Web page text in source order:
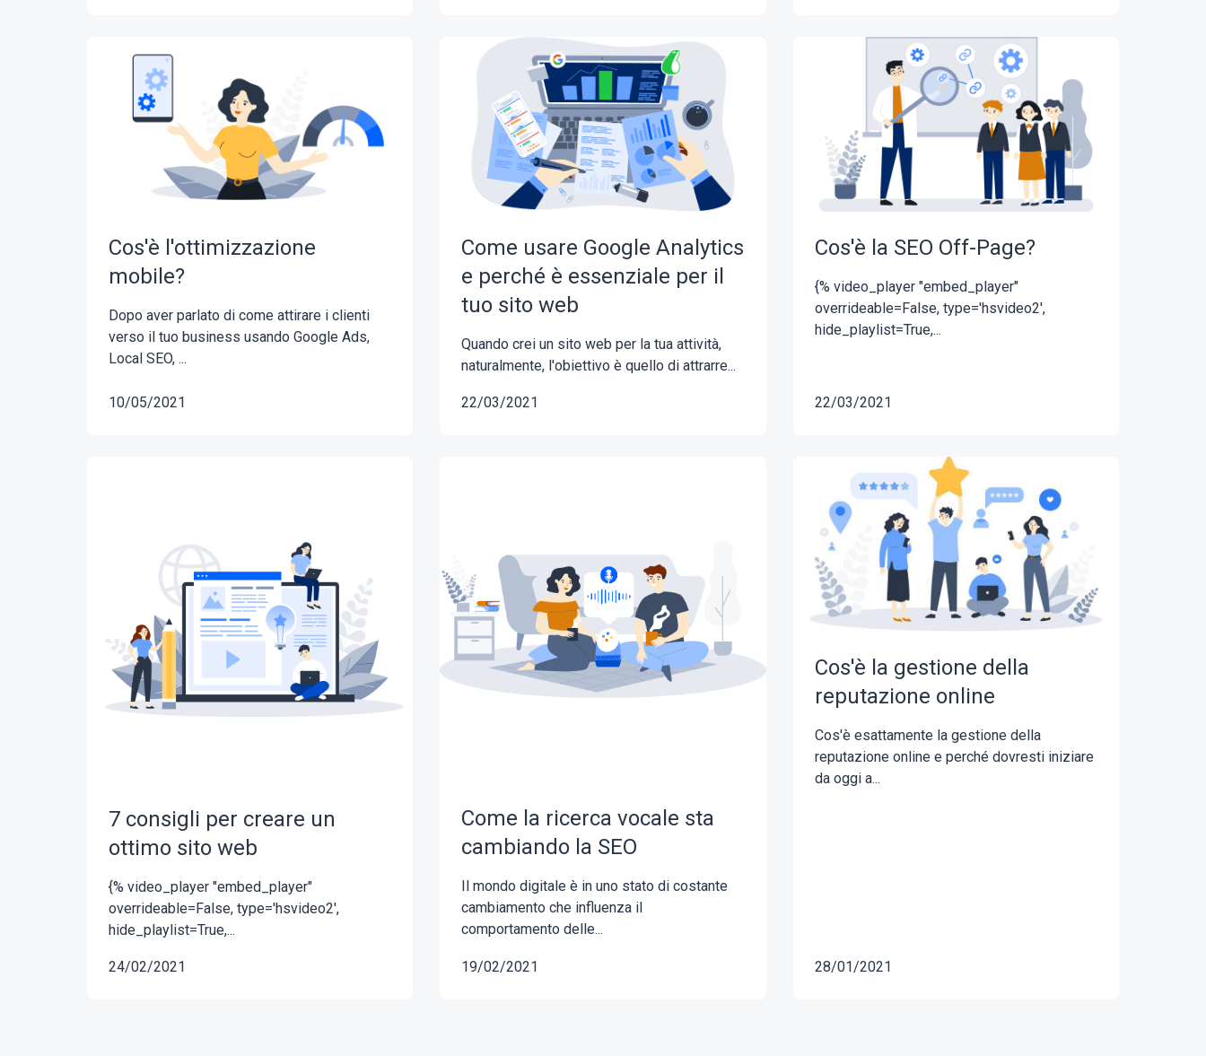
Cos'è l'ottimizzazione
mobile?
Dopo aver parlato di come attirare i clienti
verso il tuo business usando Google Ads,
Local SEO, ...
10/05/2021
Come usare Google Analytics
e perché è essenziale per il
tuo sito web
Quando crei un sito web per la tua attività,
naturalmente, l'obiettivo è quello di attrarre...
22/03/2021
Cos'è la SEO Off-Page?
{% video_player "embed_player"
overrideable=False, type='hsvideo2',
hide_playlist=True,...
22/03/2021
7 consigli per creare un
ottimo sito web
{% video_player "embed_player"
overrideable=False, type='hsvideo2',
hide_playlist=True,...
24/02/2021
Come la ricerca vocale sta
cambiando la SEO
Il mondo digitale è in uno stato di costante
cambiamento che influenza il
comportamento delle...
19/02/2021
Cos'è la gestione della
reputazione online
Cos'è esattamente la gestione della
reputazione online e perché dovresti iniziare
da oggi a...
28/01/2021